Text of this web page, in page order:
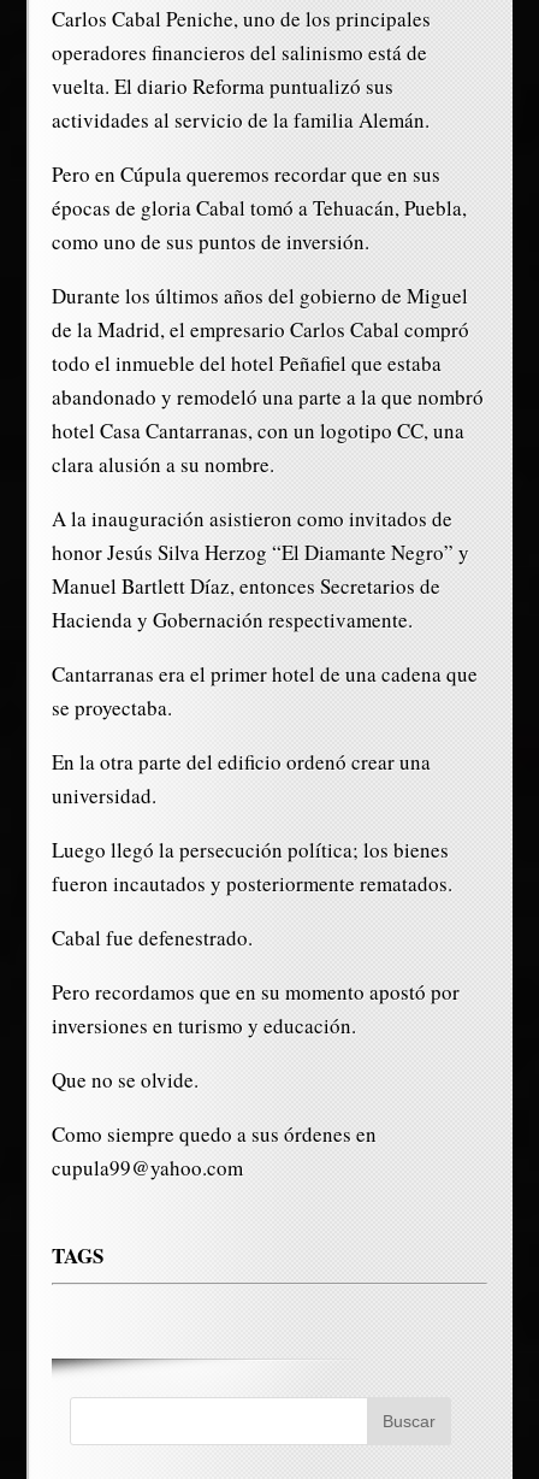
Carlos Cabal Peniche, uno de los principales
operadores financieros del salinismo está de
vuelta. El diario Reforma puntualizó sus
actividades al servicio de la familia Alemán.
Pero en Cúpula queremos recordar que en sus
épocas de gloria Cabal tomó a Tehuacán, Puebla,
como uno de sus puntos de inversión.
Durante los últimos años del gobierno de Miguel
de la Madrid, el empresario Carlos Cabal compró
todo el inmueble del hotel Peñafiel que estaba
abandonado y remodeló una parte a la que nombró
hotel Casa Cantarranas, con un logotipo CC, una
clara alusión a su nombre.
A la inauguración asistieron como invitados de
honor Jesús Silva Herzog “El Diamante Negro” y
Manuel Bartlett Díaz, entonces Secretarios de
Hacienda y Gobernación respectivamente.
Cantarranas era el primer hotel de una cadena que
se proyectaba.
En la otra parte del edificio ordenó crear una
universidad.
Luego llegó la persecución política; los bienes
fueron incautados y posteriormente rematados.
Cabal fue defenestrado.
Pero recordamos que en su momento apostó por
inversiones en turismo y educación.
Que no se olvide.
Como siempre quedo a sus órdenes en
cupula99@yahoo.com
TAGS